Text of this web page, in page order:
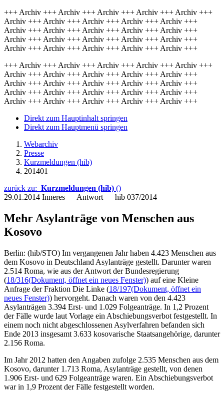
+++ Archiv +++ Archiv +++ Archiv +++ Archiv +++ Archiv +++
Archiv +++ Archiv +++ Archiv +++ Archiv +++ Archiv +++
Archiv +++ Archiv +++ Archiv +++ Archiv +++ Archiv +++
Archiv +++ Archiv +++ Archiv +++ Archiv +++ Archiv +++
Archiv +++ Archiv +++ Archiv +++ Archiv +++ Archiv +++
+++ Archiv +++ Archiv +++ Archiv +++ Archiv +++ Archiv +++
Archiv +++ Archiv +++ Archiv +++ Archiv +++ Archiv +++
Archiv +++ Archiv +++ Archiv +++ Archiv +++ Archiv +++
Archiv +++ Archiv +++ Archiv +++ Archiv +++ Archiv +++
Archiv +++ Archiv +++ Archiv +++ Archiv +++ Archiv +++
Direkt zum Hauptinhalt springen
Direkt zum Hauptmenü springen
Webarchiv
Presse
Kurzmeldungen (hib)
201401
zurück zu: Kurzmeldungen (hib) ()
29.01.2014 Inneres — Antwort — hib 037/2014
Mehr Asylanträge von Menschen aus
Kosovo
Berlin: (hib/STO) Im vergangenen Jahr haben 4.423 Menschen aus
dem Kosovo in Deutschland Asylanträge gestellt. Darunter waren
2.514 Roma, wie aus der Antwort der Bundesregierung
(18/316(Dokument, öffnet ein neues Fenster)) auf eine Kleine
Anfrage der Fraktion Die Linke (18/197(Dokument, öffnet ein
neues Fenster)) hervorgeht. Danach waren von den 4.423
Asylanträgen 3.394 Erst- und 1.029 Folgeanträge. In 1,2 Prozent
der Fälle wurde laut Vorlage ein Abschiebungsverbot festgestellt. In
einem noch nicht abgeschlossenen Asylverfahren befanden sich
Ende 2013 insgesamt 3.633 kosovarische Staatsangehörige, darunter
2.156 Roma.
Im Jahr 2012 hatten den Angaben zufolge 2.535 Menschen aus dem
Kosovo, darunter 1.713 Roma, Asylanträge gestellt, von denen
1.906 Erst- und 629 Folgeanträge waren. Ein Abschiebungsverbot
war in 1,9 Prozent der Fälle festgestellt worden.